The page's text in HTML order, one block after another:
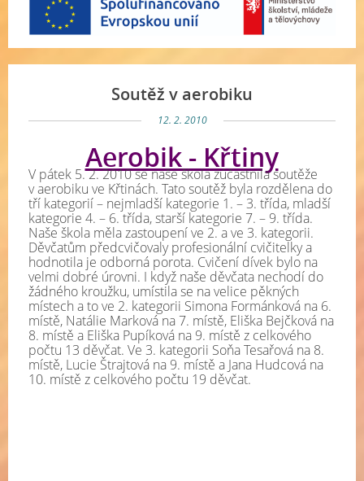
Soutěž v aerobiku
12. 2. 2010
Aerobik - Křtiny
V pátek 5. 2. 2010 se naše škola zúčastnila soutěže
v aerobiku ve Křtinách. Tato soutěž byla rozdělena do
tří kategorií – nejmladší kategorie 1. – 3. třída, mladší
kategorie 4. – 6. třída, starší kategorie 7. – 9. třída.
Naše škola měla zastoupení ve 2. a ve 3. kategorii.
Děvčatům předcvičovaly profesionální cvičitelky a
hodnotila je odborná porota. Cvičení dívek bylo na
velmi dobré úrovni. I když naše děvčata nechodí do
žádného kroužku, umístila se na velice pěkných
místech a to ve 2. kategorii Simona Formánková na 6.
místě, Natálie Marková na 7. místě, Eliška Bejčková na
8. místě a Eliška Pupíková na 9. místě z celkového
počtu 13 děvčat. Ve 3. kategorii Soňa Tesařová na 8.
místě, Lucie Štrajtová na 9. místě a Jana Hudcová na
10. místě z celkového počtu 19 děvčat.